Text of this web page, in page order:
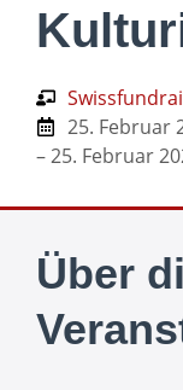
25. Februar
– 25. Februar
Über